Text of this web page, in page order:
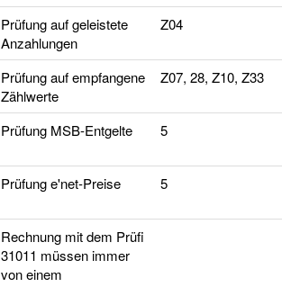
Prüfung auf geleistete
Anzahlungen
Z04
Prüfung auf empfangene
Zählwerte
Z07, 28, Z10, Z33
Prüfung MSB-Entgelte 5
Prüfung e'net-Preise 5
Rechnung mit dem Prüfi
31011 müssen immer
von einem